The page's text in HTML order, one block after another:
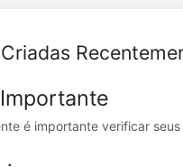
é importante verificar